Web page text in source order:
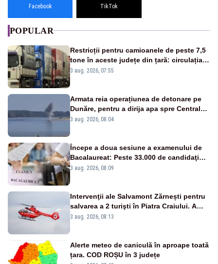
Facebook TikTok
POPULAR
Restricții pentru camioanele de peste 7,5
tone în aceste județe din țară: circulația
este interzisă luni, între orele 12:00 și
3 aug. 2026, 07:55
Armata reia operațiunea de detonare pe
Dunăre, pentru a dirija apa spre Centrala
Cernavodă
3 aug. 2026, 08:04
Începe a doua sesiune a examenului de
Bacalaureat: Peste 33.000 de candidaţi
înscrişi
3 aug. 2026, 08:09
Intervenţii ale Salvamont Zărnești pentru
salvarea a 2 turişti în Piatra Craiului. A
fost solicitat elicopterul SMURD
3 aug. 2026, 08:13
Alerte meteo de caniculă în aproape toată
țara. COD ROȘU în 3 județe